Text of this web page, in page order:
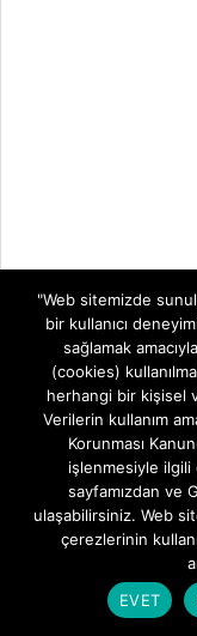
"Web sitemizde
bir kullanıcı
sağlamak
(cookies)
herhangi bir kişisel
Verilerin kullanım
Korunması
işlenmesiyle ilgili
sayfamızdan ve
ulaşabilirsiniz. Web
çerezlerinin
EVET